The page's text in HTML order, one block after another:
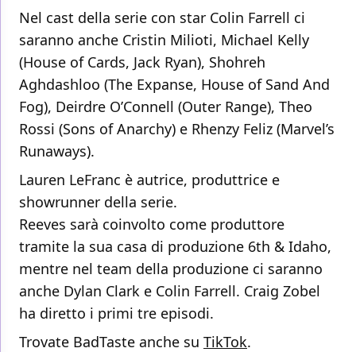
Nel cast della serie con star Colin Farrell ci
saranno anche Cristin Milioti, Michael Kelly
(House of Cards, Jack Ryan), Shohreh
Aghdashloo (The Expanse, House of Sand And
Fog), Deirdre O’Connell (Outer Range), Theo
Rossi (Sons of Anarchy) e Rhenzy Feliz (Marvel’s
Runaways).
Lauren LeFranc è autrice, produttrice e
showrunner della serie.
Reeves sarà coinvolto come produttore
tramite la sua casa di produzione 6th & Idaho,
mentre nel team della produzione ci saranno
anche Dylan Clark e Colin Farrell. Craig Zobel
ha diretto i primi tre episodi.
Trovate BadTaste anche su TikTok.